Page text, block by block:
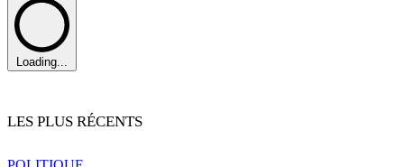
Loading...
LES PLUS RÉCENTS